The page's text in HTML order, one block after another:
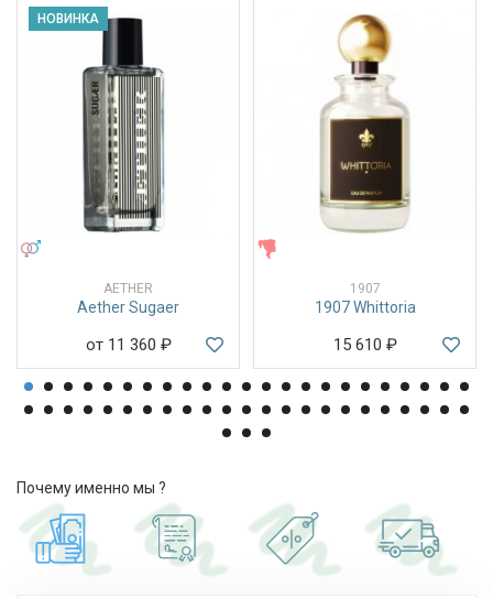
НОВИНКА
AETHER
Aether Sugaer
от 11 360 ₽
1907
1907 Whittoria
15 610 ₽
Почему именно мы ?